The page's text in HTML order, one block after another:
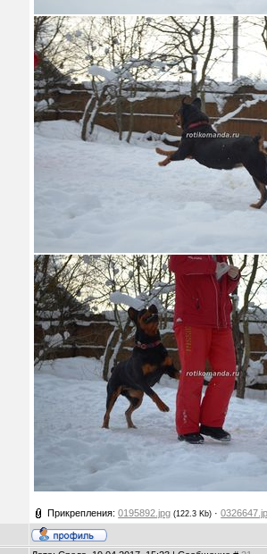
Прикрепления:0195892.jpg (122.3 Kb) ·